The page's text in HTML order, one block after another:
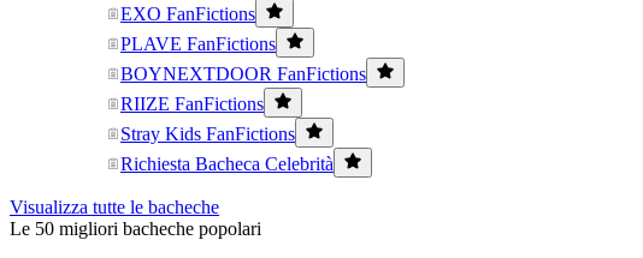
EXO FanFictions
PLAVE FanFictions
BOYNEXTDOOR FanFictions
RIIZE FanFictions
Stray Kids FanFictions
Richiesta Bacheca Celebrità
Visualizza tutte le bacheche
Le 50 migliori bacheche popolari